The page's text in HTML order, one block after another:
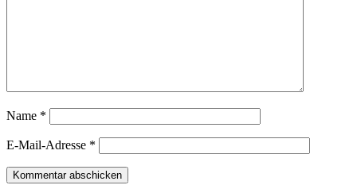
Name *
E-Mail-Adresse *